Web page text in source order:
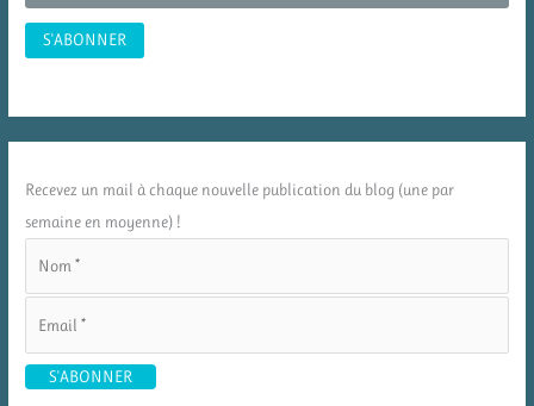
Recevez un mail à chaque nouvelle publication du blog (une par
semaine en moyenne) !